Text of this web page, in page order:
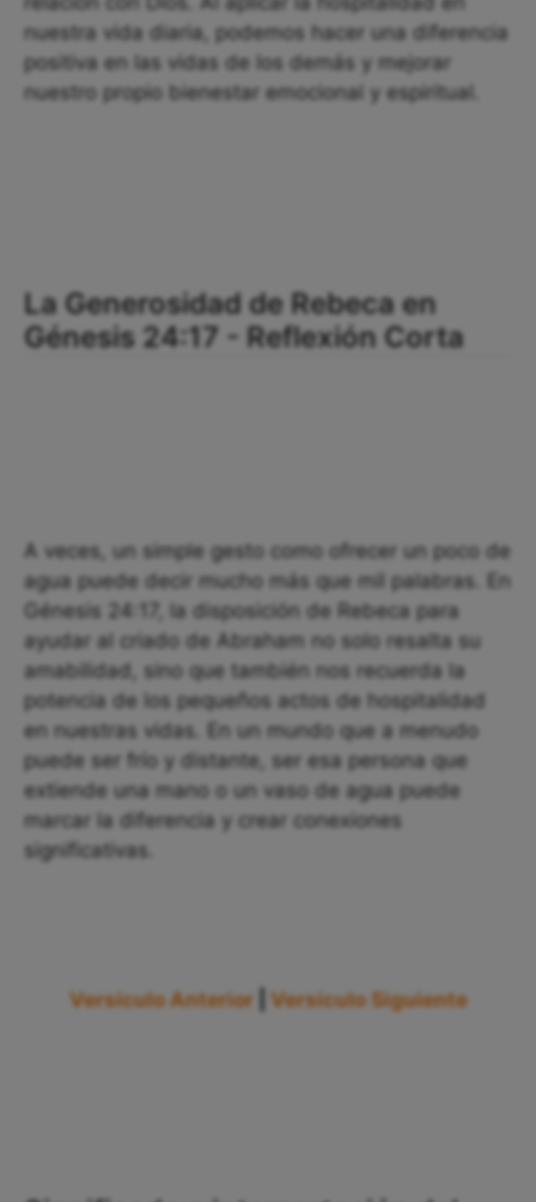
nuestra vida diaria, podemos hacer una diferencia
positiva en las vidas de los demás y mejorar
nuestro propio bienestar emocional y espiritual.
La Generosidad de Rebeca en
Génesis 24:17 - Reflexión Corta
A veces, un simple gesto como ofrecer un poco de
agua puede decir mucho más que mil palabras. En
Génesis 24:17, la disposición de Rebeca para
ayudar al criado de Abraham no solo resalta su
amabilidad, sino que también nos recuerda la
potencia de los pequeños actos de hospitalidad
en nuestras vidas. En un mundo que a menudo
puede ser frío y distante, ser esa persona que
extiende una mano o un vaso de agua puede
marcar la diferencia y crear conexiones
significativas.
Versículo Anterior Versículo Siguiente